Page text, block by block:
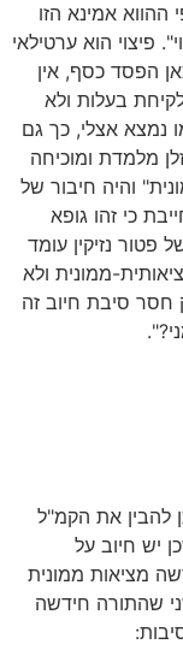
ההווא אמינא הזו
פיצוי הוא ערטילאי
הפסד כסף, אין
בעלות ולא
נמצא אצלי, כך גם
מלמדת ומוכיחה
והיה חיבור של
כי זהו גופא
נזיקין עומד
ממונית ולא
חסר סיבת חיוב זה
להבין את הקמ"ל
יש חיוב על
מציאות ממונית
שהתורה חידשה